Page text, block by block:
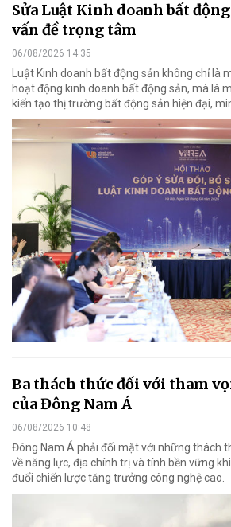
Sửa Luật Kinh doanh bất
vấn đề trọng tâm
06/08/2026 14:35
Luật Kinh doanh bất động sản không chỉ là
hoạt động kinh doanh bất động sản, mà là
kiến tạo thị trường bất động sản hiện đại,
Ba thách thức đối với tham
của Đông Nam Á
06/08/2026 10:48
Đông Nam Á phải đối mặt với những thách
về năng lực, địa chính trị và tính bền vững
đuổi chiến lược tăng trưởng công nghệ cao.